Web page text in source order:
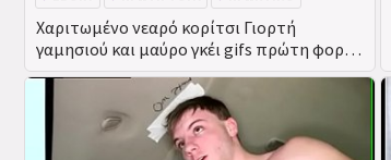
Χαριτωμένο νεαρό κορίτσι Γιορτή
γαμησιού και μαύρο γκέι gifs πρώτη φορά
Choirboys Ααρών και